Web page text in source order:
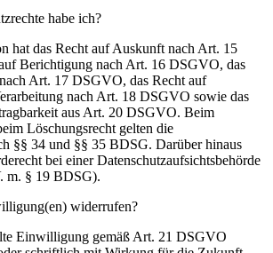
habe ich?
hat das Recht auf Auskunft nach Art. 15
Berichtigung nach Art. 16 DSGVO, das
Art. 17 DSGVO, das Recht auf
nach Art. 18 DSGVO sowie das
aus Art. 20 DSGVO. Beim
Löschungsrecht gelten die
§§ 34 und §§ 35 BDSG. Darüber hinaus
bei einer Datenschutzaufsichtsbehörde
m. § 19 BDSG).
widerrufen?
Einwilligung gemäß Art. 21 DSGVO